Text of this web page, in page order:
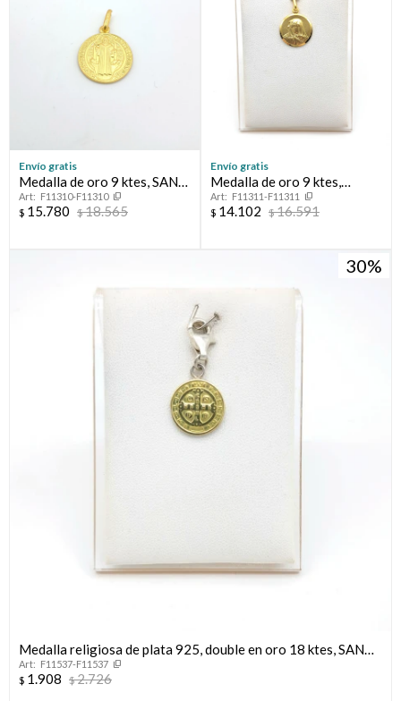
Envío gratis
Medalla de oro 9 ktes, SAN
BENITO.
F11310-F11310
$ 15.780 $18.565
Envío gratis
Medalla de oro 9 ktes,
VIRGEN MARIA.
F11311-F11311
$ 14.102 $16.591
30
Medalla religiosa de plata 925, double en oro 18 ktes, SAN
BENITO.
F11537-F11537
$ 1.908 $2.726